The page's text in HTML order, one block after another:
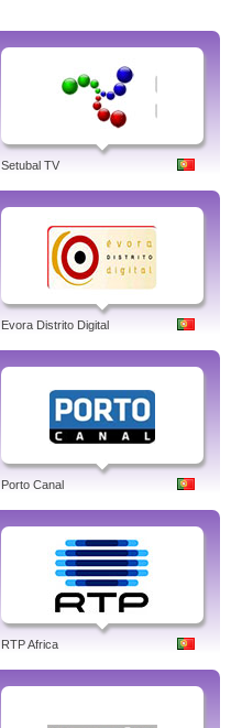
Setubal TV
Evora Distrito Digital
Porto Canal
RTP Africa